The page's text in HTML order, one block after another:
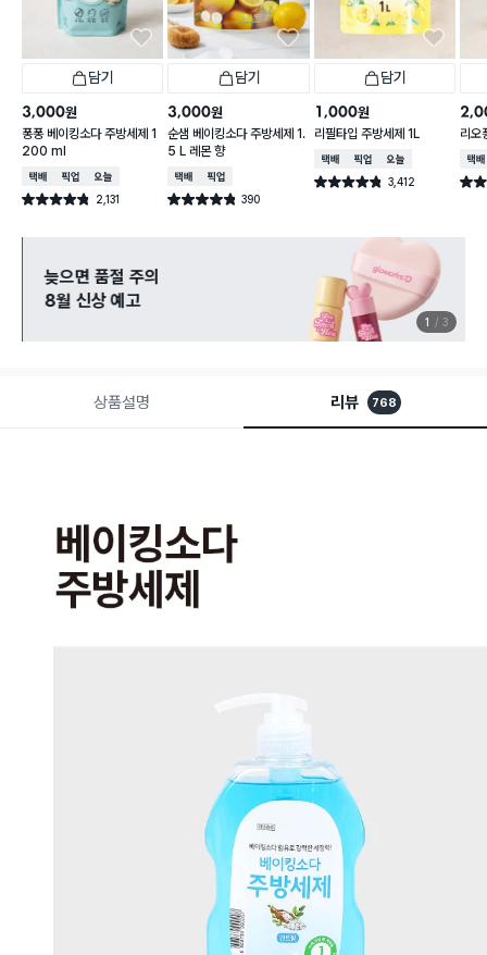
담기
3,000원
퐁퐁 베이킹소다 주방세제 1
200 ml
택배배송매장픽업오늘배송
별점 4.8점 2,131
건 작성
담기
3,000원
순샘 베이킹소다 주방세제 1.
5 L 레몬 향
택배배송매장픽업
별점 4.8점 390
건 작성
담기
1,000원
리필타입 주방세제 1L
택배배송매장픽업오늘배송
별점 4.8점 3,412
건 작성
리오
택배
별점
늦으면 품절 주의
8월 신상 예고
1 3
상품설명 리뷰 768